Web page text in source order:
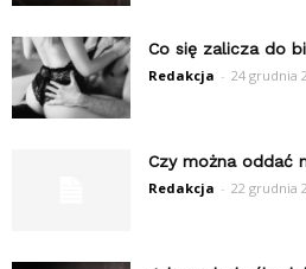
Co się zalicza do
Redakcja - 24 grudnia
Czy można oddać
Redakcja - 22 grudnia